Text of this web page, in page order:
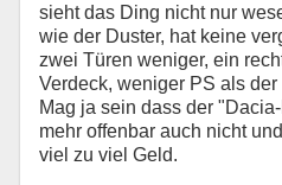
sieht das Ding nicht nur
wie der Duster, hat keine
zwei Türen weniger, ein
Verdeck, weniger PS als
Mag ja sein dass der
mehr offenbar auch nicht
viel zu viel Geld.